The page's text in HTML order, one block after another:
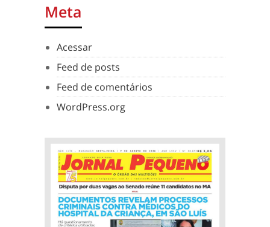
Meta
Acessar
Feed de posts
Feed de comentários
WordPress.org